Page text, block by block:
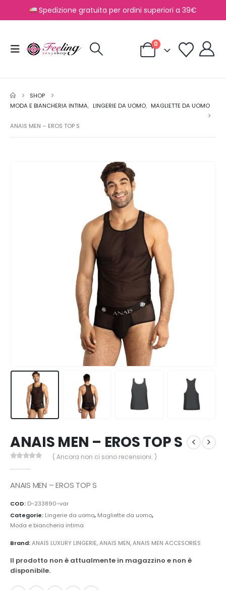
Spedizione gratuita per ordini superiori a 39€
0
SHOP
MODA E BIANCHERIA INTIMA, LINGERIE DA UOMO, MAGLIETTE DA UOMO
ANAIS MEN – EROS TOP S
ANAIS MEN – EROS TOP S
( Ancora non ci sono recensioni. )
ANAIS MEN – EROS TOP S
COD: D-233890-var
Categorie: Lingerie da uomo, Magliette da uomo,
Moda e biancheria intima
Brand:ANAIS LUXURY LINGERIE,ANAIS MEN,ANAIS MEN ACCESORIES
Il prodotto non è attualmente in magazzino e non è
disponibile.